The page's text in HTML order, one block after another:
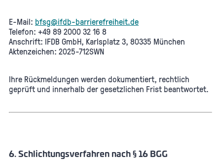
E-Mail: bfsg@ifdb-barrierefreiheit.de
Telefon: +49 89 2000 32 16 8
Anschrift: IFDB GmbH, Karlsplatz 3, 80335 München
Aktenzeichen: 2025-712SWN
Ihre Rückmeldungen werden dokumentiert, rechtlich
geprüft und innerhalb der gesetzlichen Frist beantwortet.
6. Schlichtungsverfahren nach § 16 BGG